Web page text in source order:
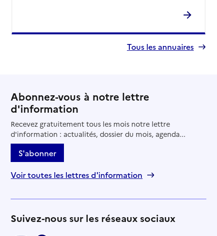
Tous les annuaires
Abonnez-vous à notre lettre
d'information
Recevez gratuitement tous les mois notre lettre
d'information : actualités, dossier du mois, agenda...
S'abonner
Voir toutes les lettres d'information
Suivez-nous sur les réseaux sociaux